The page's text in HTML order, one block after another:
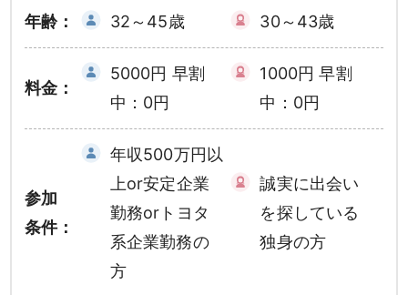
年齢： 32～45歳 30～43歳
料金：
5000円 早割
中：0円
1000円 早割
中：0円
参加
条件：
年収500万円以
上or安定企業
勤務orトヨタ
系企業勤務の
方
誠実に出会い
を探している
独身の方